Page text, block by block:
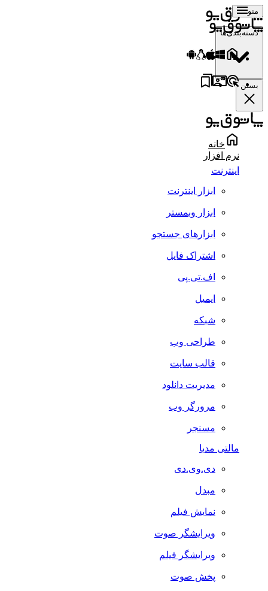
منو
دسته‌بندی‌ها
بستن
خانه
نرم افزار
اینترنت
ابزار اینترنت
ابزار وبمستر
ابزارهای جستجو
اشتراک فایل
اف.تی.پی
ایمیل
شبکه
طراحی وب
قالب سایت
مدیریت دانلود
مرورگر وب
مسنجر
مالتی مدیا
دی.وی.دی
مبدل
نمایش فیلم
ویرایشگر صوت
ویرایشگر فیلم
پخش صوت